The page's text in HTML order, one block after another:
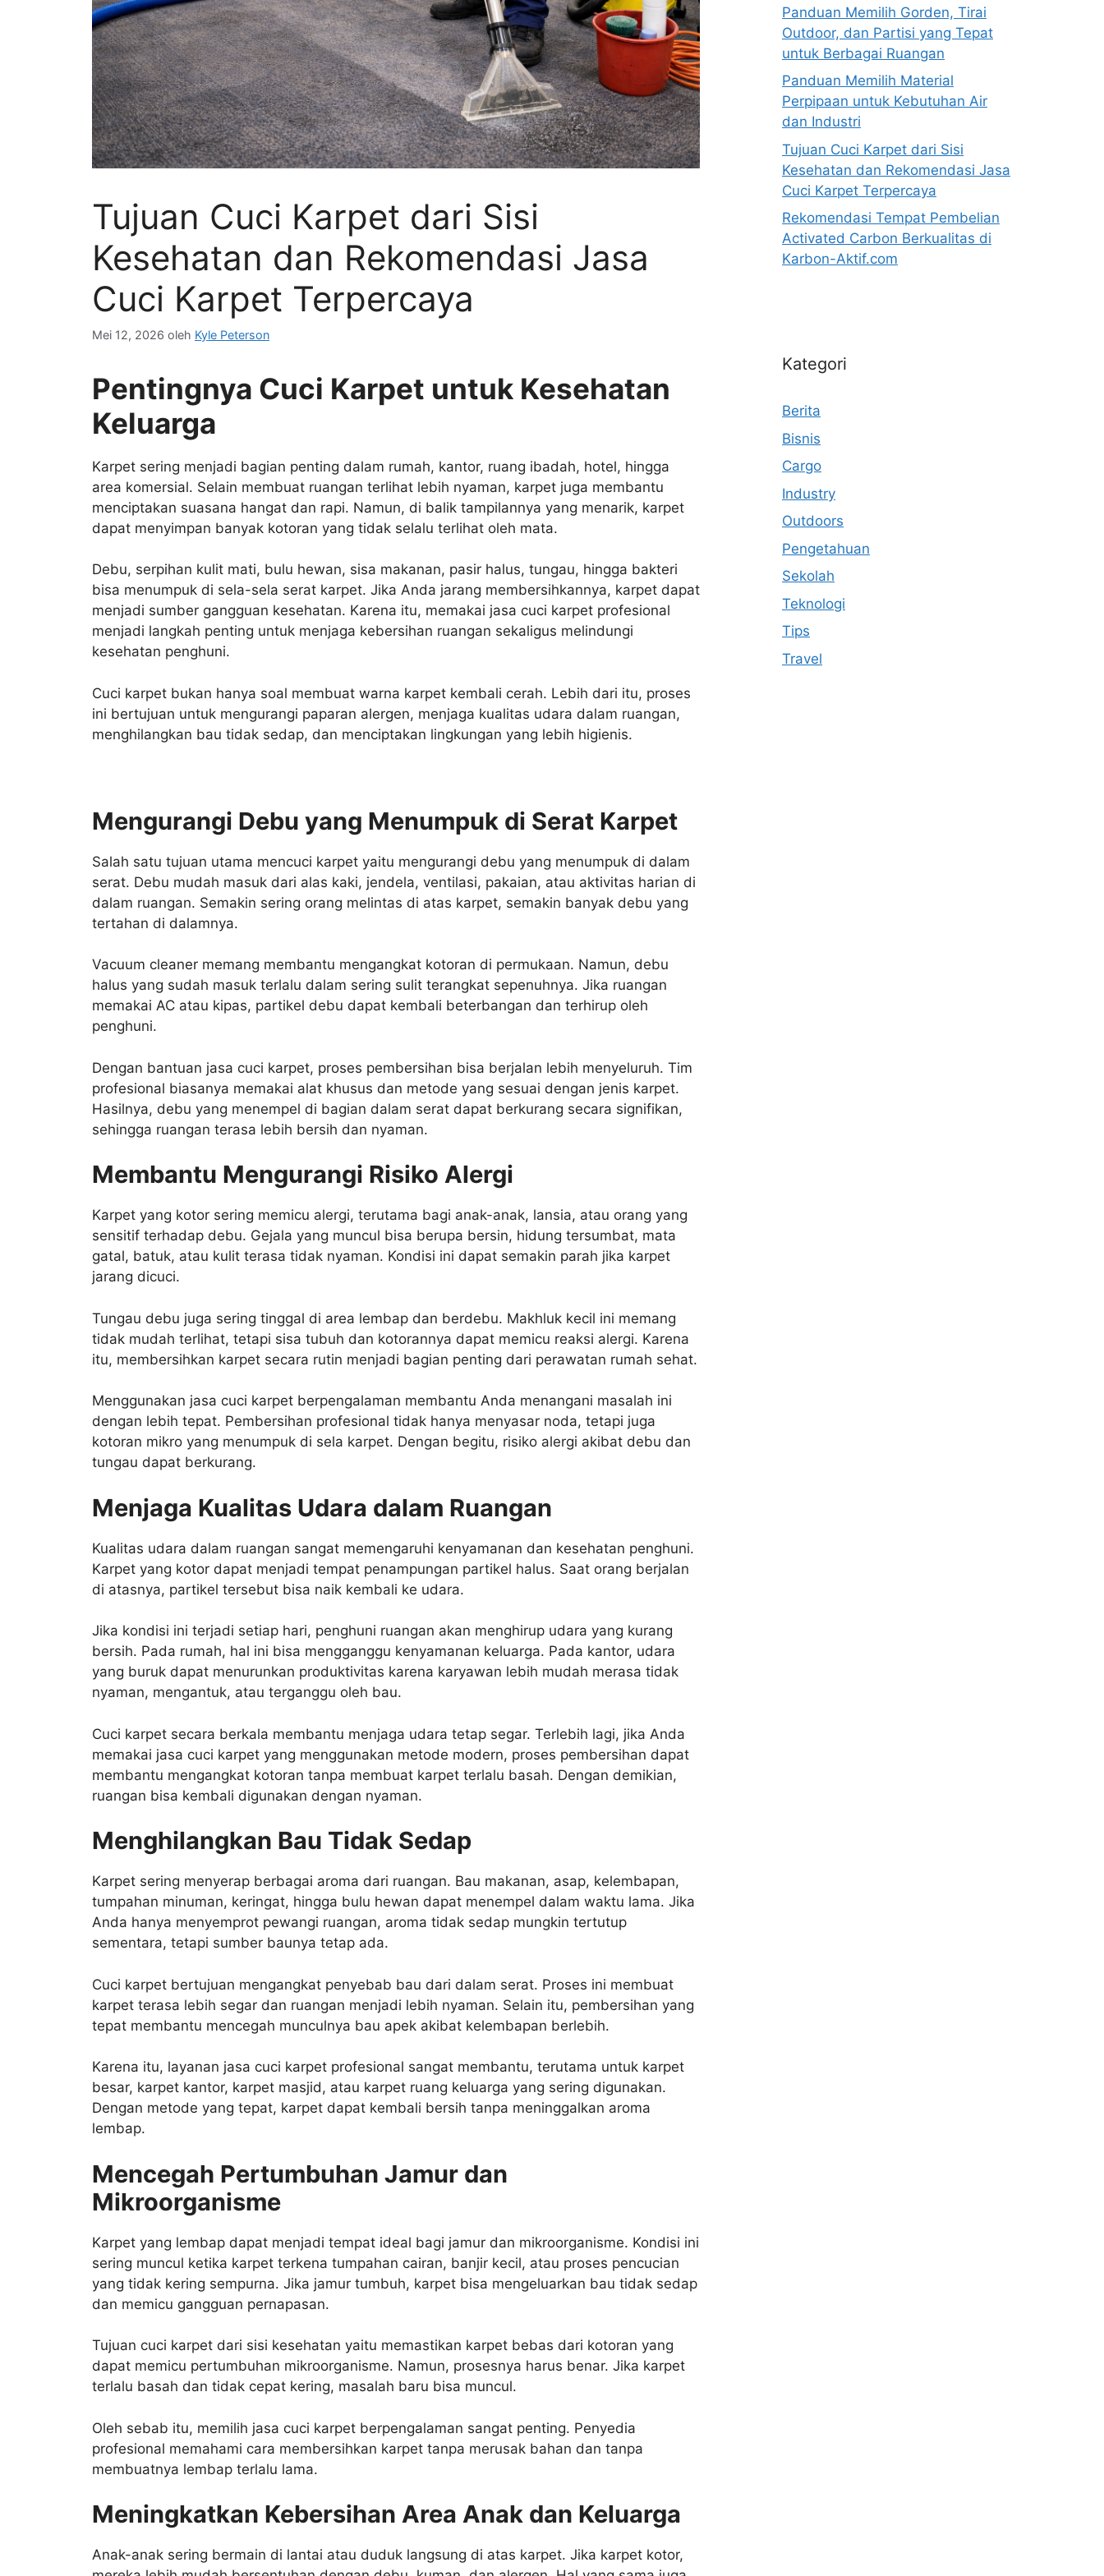
Tujuan Cuci Karpet dari Sisi
Kesehatan dan Rekomendasi Jasa
Cuci Karpet Terpercaya
Mei 12, 2026 oleh Kyle Peterson
Pentingnya Cuci Karpet untuk Kesehatan
Keluarga
Karpet sering menjadi bagian penting dalam rumah, kantor, ruang ibadah, hotel, hingga
area komersial. Selain membuat ruangan terlihat lebih nyaman, karpet juga membantu
menciptakan suasana hangat dan rapi. Namun, di balik tampilannya yang menarik, karpet
dapat menyimpan banyak kotoran yang tidak selalu terlihat oleh mata.
Debu, serpihan kulit mati, bulu hewan, sisa makanan, pasir halus, tungau, hingga bakteri
bisa menumpuk di sela-sela serat karpet. Jika Anda jarang membersihkannya, karpet dapat
menjadi sumber gangguan kesehatan. Karena itu, memakai jasa cuci karpet profesional
menjadi langkah penting untuk menjaga kebersihan ruangan sekaligus melindungi
kesehatan penghuni.
Cuci karpet bukan hanya soal membuat warna karpet kembali cerah. Lebih dari itu, proses
ini bertujuan untuk mengurangi paparan alergen, menjaga kualitas udara dalam ruangan,
menghilangkan bau tidak sedap, dan menciptakan lingkungan yang lebih higienis.
Mengurangi Debu yang Menumpuk di Serat Karpet
Salah satu tujuan utama mencuci karpet yaitu mengurangi debu yang menumpuk di dalam
serat. Debu mudah masuk dari alas kaki, jendela, ventilasi, pakaian, atau aktivitas harian di
dalam ruangan. Semakin sering orang melintas di atas karpet, semakin banyak debu yang
tertahan di dalamnya.
Vacuum cleaner memang membantu mengangkat kotoran di permukaan. Namun, debu
halus yang sudah masuk terlalu dalam sering sulit terangkat sepenuhnya. Jika ruangan
memakai AC atau kipas, partikel debu dapat kembali beterbangan dan terhirup oleh
penghuni.
Dengan bantuan jasa cuci karpet, proses pembersihan bisa berjalan lebih menyeluruh. Tim
profesional biasanya memakai alat khusus dan metode yang sesuai dengan jenis karpet.
Hasilnya, debu yang menempel di bagian dalam serat dapat berkurang secara signifikan,
sehingga ruangan terasa lebih bersih dan nyaman.
Membantu Mengurangi Risiko Alergi
Karpet yang kotor sering memicu alergi, terutama bagi anak-anak, lansia, atau orang yang
sensitif terhadap debu. Gejala yang muncul bisa berupa bersin, hidung tersumbat, mata
gatal, batuk, atau kulit terasa tidak nyaman. Kondisi ini dapat semakin parah jika karpet
jarang dicuci.
Tungau debu juga sering tinggal di area lembap dan berdebu. Makhluk kecil ini memang
tidak mudah terlihat, tetapi sisa tubuh dan kotorannya dapat memicu reaksi alergi. Karena
itu, membersihkan karpet secara rutin menjadi bagian penting dari perawatan rumah sehat.
Menggunakan jasa cuci karpet berpengalaman membantu Anda menangani masalah ini
dengan lebih tepat. Pembersihan profesional tidak hanya menyasar noda, tetapi juga
kotoran mikro yang menumpuk di sela karpet. Dengan begitu, risiko alergi akibat debu dan
tungau dapat berkurang.
Menjaga Kualitas Udara dalam Ruangan
Kualitas udara dalam ruangan sangat memengaruhi kenyamanan dan kesehatan penghuni.
Karpet yang kotor dapat menjadi tempat penampungan partikel halus. Saat orang berjalan
di atasnya, partikel tersebut bisa naik kembali ke udara.
Jika kondisi ini terjadi setiap hari, penghuni ruangan akan menghirup udara yang kurang
bersih. Pada rumah, hal ini bisa mengganggu kenyamanan keluarga. Pada kantor, udara
yang buruk dapat menurunkan produktivitas karena karyawan lebih mudah merasa tidak
nyaman, mengantuk, atau terganggu oleh bau.
Cuci karpet secara berkala membantu menjaga udara tetap segar. Terlebih lagi, jika Anda
memakai jasa cuci karpet yang menggunakan metode modern, proses pembersihan dapat
membantu mengangkat kotoran tanpa membuat karpet terlalu basah. Dengan demikian,
ruangan bisa kembali digunakan dengan nyaman.
Menghilangkan Bau Tidak Sedap
Karpet sering menyerap berbagai aroma dari ruangan. Bau makanan, asap, kelembapan,
tumpahan minuman, keringat, hingga bulu hewan dapat menempel dalam waktu lama. Jika
Anda hanya menyemprot pewangi ruangan, aroma tidak sedap mungkin tertutup
sementara, tetapi sumber baunya tetap ada.
Cuci karpet bertujuan mengangkat penyebab bau dari dalam serat. Proses ini membuat
karpet terasa lebih segar dan ruangan menjadi lebih nyaman. Selain itu, pembersihan yang
tepat membantu mencegah munculnya bau apek akibat kelembapan berlebih.
Karena itu, layanan jasa cuci karpet profesional sangat membantu, terutama untuk karpet
besar, karpet kantor, karpet masjid, atau karpet ruang keluarga yang sering digunakan.
Dengan metode yang tepat, karpet dapat kembali bersih tanpa meninggalkan aroma
lembap.
Mencegah Pertumbuhan Jamur dan
Mikroorganisme
Karpet yang lembap dapat menjadi tempat ideal bagi jamur dan mikroorganisme. Kondisi ini
sering muncul ketika karpet terkena tumpahan cairan, banjir kecil, atau proses pencucian
yang tidak kering sempurna. Jika jamur tumbuh, karpet bisa mengeluarkan bau tidak sedap
dan memicu gangguan pernapasan.
Tujuan cuci karpet dari sisi kesehatan yaitu memastikan karpet bebas dari kotoran yang
dapat memicu pertumbuhan mikroorganisme. Namun, prosesnya harus benar. Jika karpet
terlalu basah dan tidak cepat kering, masalah baru bisa muncul.
Oleh sebab itu, memilih jasa cuci karpet berpengalaman sangat penting. Penyedia
profesional memahami cara membersihkan karpet tanpa merusak bahan dan tanpa
membuatnya lembap terlalu lama.
Meningkatkan Kebersihan Area Anak dan Keluarga
Anak-anak sering bermain di lantai atau duduk langsung di atas karpet. Jika karpet kotor,
Panduan Memilih Gorden, Tirai
Outdoor, dan Partisi yang Tepat
untuk Berbagai Ruangan
Panduan Memilih Material
Perpipaan untuk Kebutuhan Air
dan Industri
Tujuan Cuci Karpet dari Sisi
Kesehatan dan Rekomendasi Jasa
Cuci Karpet Terpercaya
Rekomendasi Tempat Pembelian
Activated Carbon Berkualitas di
Karbon-Aktif.com
Kategori
Berita
Bisnis
Cargo
Industry
Outdoors
Pengetahuan
Sekolah
Teknologi
Tips
Travel